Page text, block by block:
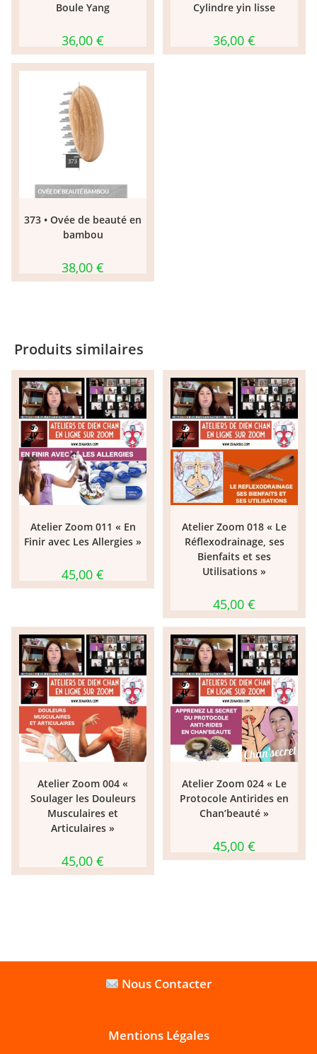
Boule Yang
36,00 €
Cylindre yin lisse
36,00 €
373 • Ovée de beauté en
bambou
38,00 €
Produits similaires
Atelier Zoom 011 « En
Finir avec Les Allergies »
45,00 €
Atelier Zoom 018 « Le
Réflexodrainage, ses
Bienfaits et ses
Utilisations »
45,00 €
Atelier Zoom 004 «
Soulager les Douleurs
Musculaires et
Articulaires »
45,00 €
Atelier Zoom 024 « Le
Protocole Antirides en
Chan’beauté »
45,00 €
Nous Contacter
Mentions Légales